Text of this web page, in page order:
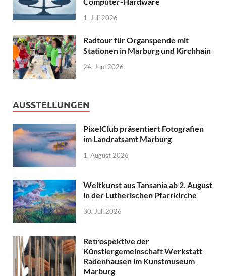
1. Juli 2026
Radtour für Organspende mit
Stationen in Marburg und Kirchhain
24. Juni 2026
AUSSTELLUNGEN
PixelClub präsentiert Fotografien
im Landratsamt Marburg
1. August 2026
Weltkunst aus Tansania ab 2. August
in der Lutherischen Pfarrkirche
30. Juli 2026
Retrospektive der
Künstlergemeinschaft Werkstatt
Radenhausen im Kunstmuseum
Marburg